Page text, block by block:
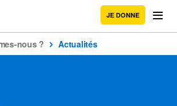
JE DONNE
nous ? Actualités